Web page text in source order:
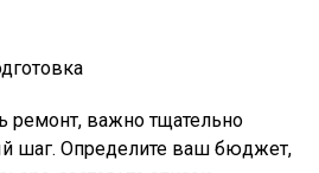
ремонт, важно тщательно
шаг. Определите ваш бюджет,